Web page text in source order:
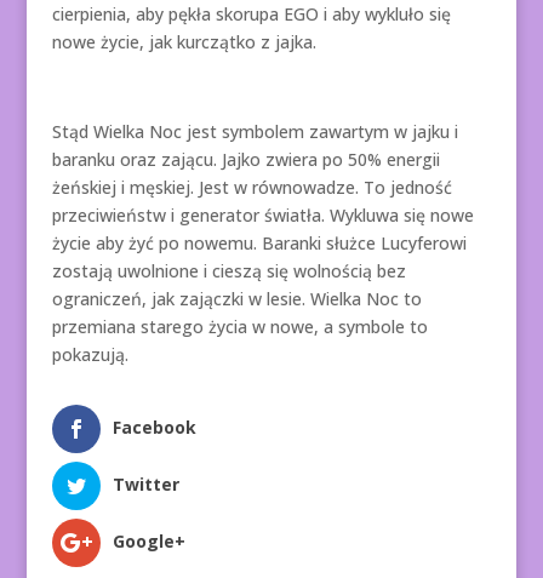
cierpienia, aby pękła skorupa EGO i aby wykluło się
nowe życie, jak kurczątko z jajka.
Stąd Wielka Noc jest symbolem zawartym w jajku i
baranku oraz zającu. Jajko zwiera po 50% energii
żeńskiej i męskiej. Jest w równowadze. To jedność
przeciwieństw i generator światła. Wykluwa się nowe
życie aby żyć po nowemu. Baranki służce Lucyferowi
zostają uwolnione i cieszą się wolnością bez
ograniczeń, jak zajączki w lesie. Wielka Noc to
przemiana starego życia w nowe, a symbole to
pokazują.
Facebook
Twitter
Google+